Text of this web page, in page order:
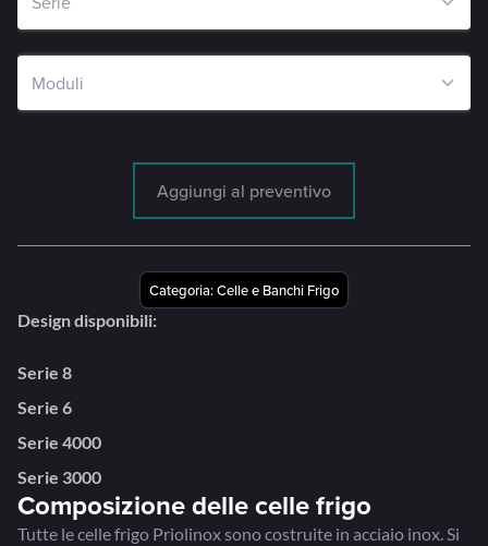
Aggiungi al preventivo
Categoria:Celle e Banchi Frigo
Design disponibili:
Serie 8
Serie 6
Serie 4000
Serie 3000
Composizione delle celle frigo
Tutte le celle frigo Priolinox sono costruite in acciaio inox. Si